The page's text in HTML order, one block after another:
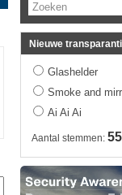
Zoeken
Nieuwe
Glashelder
Smoke and
Ai Ai Ai
Aantal stemmen: